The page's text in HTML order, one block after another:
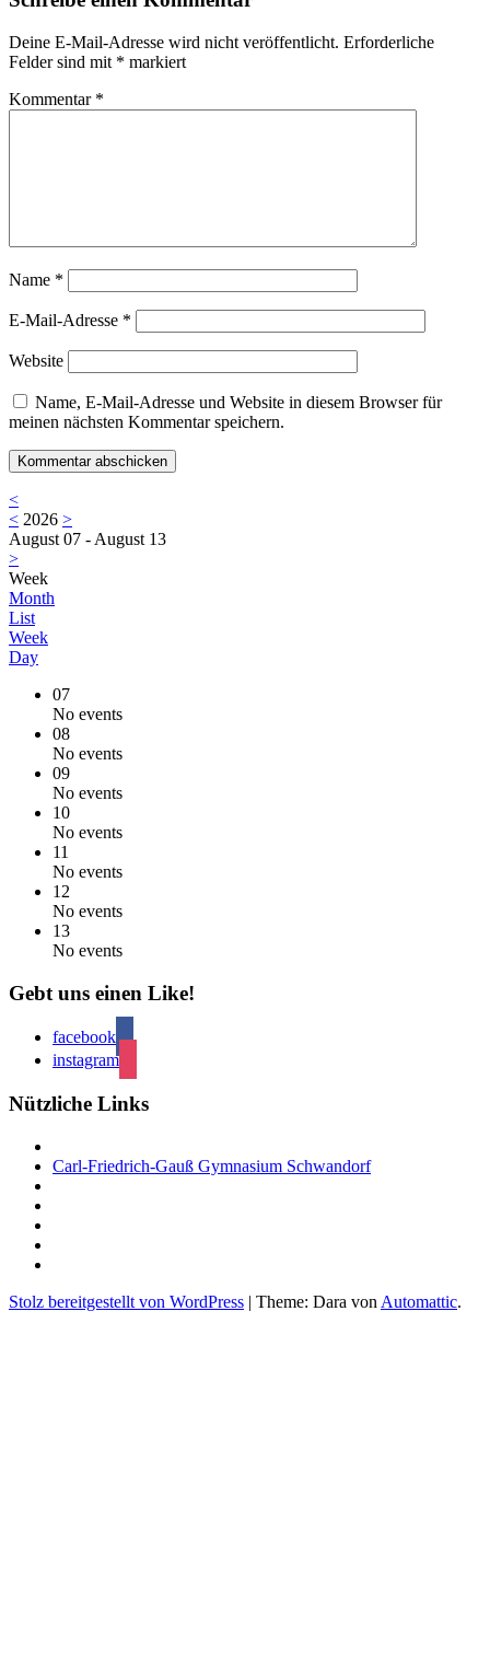
Deine E-Mail-Adresse wird nicht veröffentlicht. Erforderliche
Felder sind mit * markiert
Kommentar *
Name *
E-Mail-Adresse *
Website
Name, E-Mail-Adresse und Website in diesem Browser für
meinen nächsten Kommentar speichern.
<
< 2026 >
August 07 - August 13
>
Week
Month
List
Week
Day
07
No events
08
No events
09
No events
10
No events
11
No events
12
No events
13
No events
Gebt uns einen Like!
facebook
instagram
Nützliche Links
Carl-Friedrich-Gauß Gymnasium Schwandorf
Stolz bereitgestellt von WordPress | Theme: Dara von Automattic.